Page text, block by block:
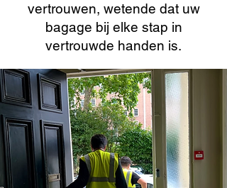
vertrouwen, wetende dat uw
bagage bij elke stap in
vertrouwde handen is.